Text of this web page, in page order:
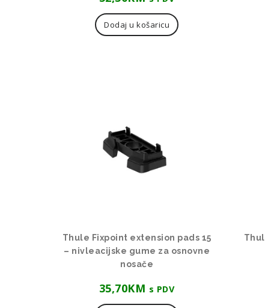
Dodaj u košaricu
Thule Fixpoint extension pads 15
– nivleacijske gume za osnovne
nosače
35,70KM s PDV